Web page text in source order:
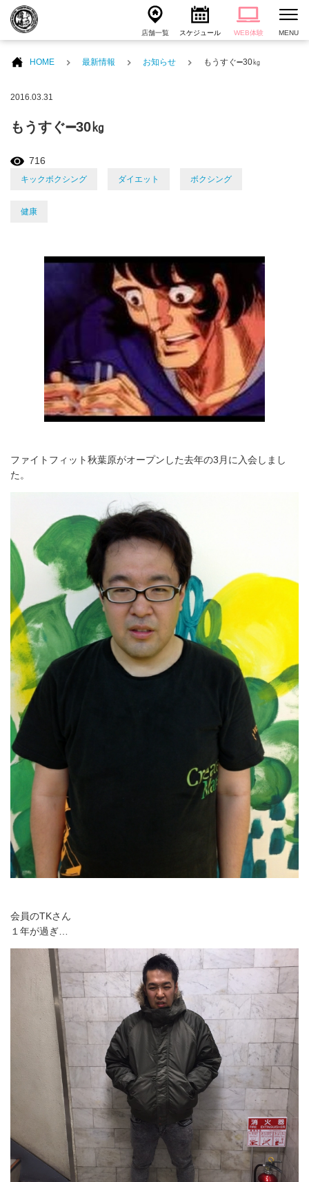
店舗一覧 スケジュール WEB体験 MENU
HOME 最新情報 お知らせ もうすぐ➖30㎏
2016.03.31
もうすぐ➖30㎏
716
キックボクシング ダイエット ボクシング
健康
ファイトフィット秋葉原がオープンした去年の3月に入会しまし
た。
会員のTKさん
１年が過ぎ…